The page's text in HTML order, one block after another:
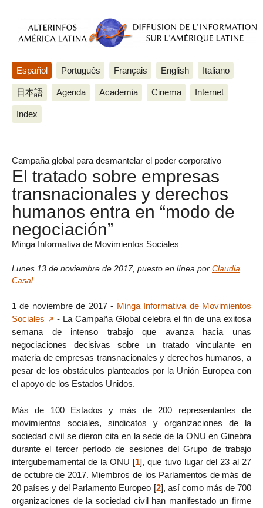
Español Português Français English Italiano
日本語 Agenda Academia Cinema Internet
Index
Campaña global para desmantelar el poder corporativo
El tratado sobre empresas
transnacionales y derechos
humanos entra en “modo de
negociación”
Minga Informativa de Movimientos Sociales
Lunes 13 de noviembre de 2017, puesto en línea por Claudia
Casal
1 de noviembre de 2017 - Minga Informativa de Movimientos
Sociales
- La Campaña Global celebra el fin de una exitosa
semana de intenso trabajo que avanza hacia unas
negociaciones decisivas sobre un tratado vinculante en
materia de empresas transnacionales y derechos humanos, a
pesar de los obstáculos planteados por la Unión Europea con
el apoyo de los Estados Unidos.
Más de 100 Estados y más de 200 representantes de
movimientos sociales, sindicatos y organizaciones de la
sociedad civil se dieron cita en la sede de la ONU en Ginebra
durante el tercer período de sesiones del Grupo de trabajo
intergubernamental de la ONU [1], que tuvo lugar del 23 al 27
de octubre de 2017. Miembros de los Parlamentos de más de
20 países y del Parlamento Europeo [2], así como más de 700
organizaciones de la sociedad civil han manifestado un firme